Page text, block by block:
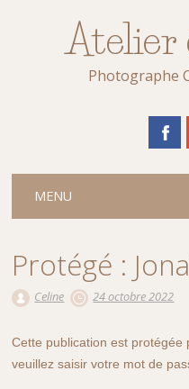
Atelier
Photographe
Main menu
MENU
Protégé :
Celine 24 octobre 2022
Cette publication est protégée
veuillez saisir votre mot de